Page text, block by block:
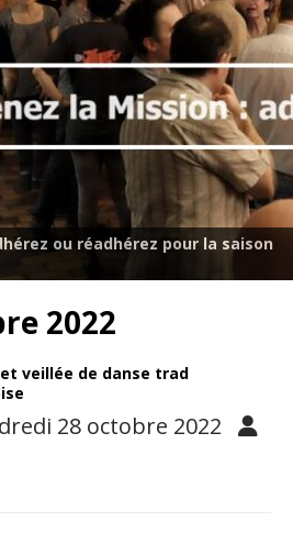
ou réadhérez pour la saison
2022
veillée de danse trad
28 octobre 2022